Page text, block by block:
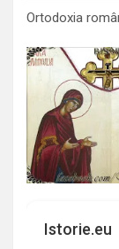
Ortodoxia
Istorie.eu